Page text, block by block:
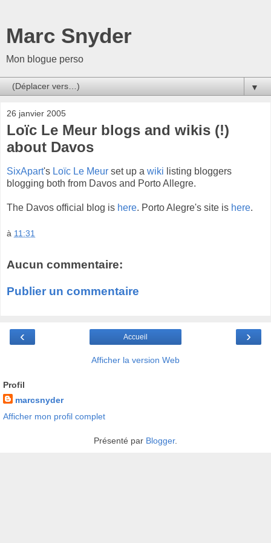
Marc Snyder
Mon blogue perso
▼
26 janvier 2005
Loïc Le Meur blogs and wikis (!)
about Davos
SixApart's Loïc Le Meur set up a wiki listing bloggers
blogging both from Davos and Porto Allegre.
The Davos official blog is here. Porto Alegre's site is here.
à 11:31
Aucun commentaire:
Publier un commentaire
‹ ›
Accueil
Afficher la version Web
Profil
marcsnyder
Afficher mon profil complet
Présenté par Blogger.